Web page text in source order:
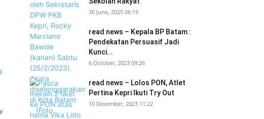
30 June, 2025 06:19
read news – Kepala BP Batam :
Pendekatan Persuasif Jadi
Kunci...
6 October, 2023 09:26
read news – Lolos PON, Atlet
Pertina Kepri Ikuti Try Out
10 December, 2023 11:22